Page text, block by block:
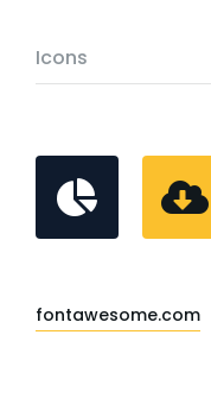
Icons
fontawesome.com